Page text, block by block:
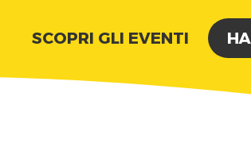
SCOPRI GLI EVENTI